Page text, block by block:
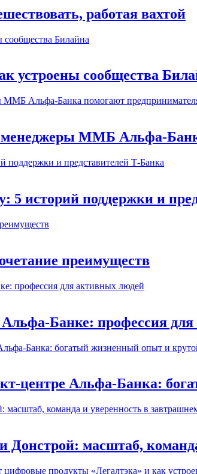
работая вахтой
устроены сообщества
ММБ Альфа-
5 историй поддержки и
преимуществ
Банке: профессия
центре Альфа-Банка:
Донстрой: масштаб,